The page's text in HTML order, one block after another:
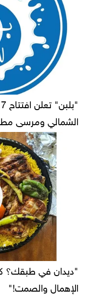
الشمالي ومرسى
"ديدان في طبقك؟
الإهمال والصمت!"